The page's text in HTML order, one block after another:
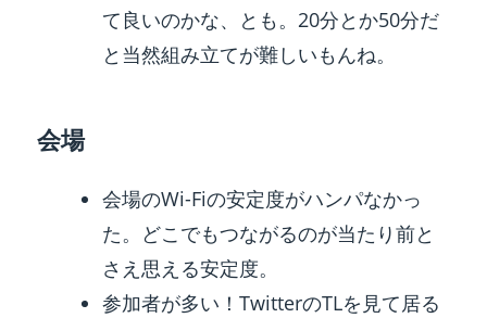
て良いのかな、とも。20分とか50分だ
と当然組み立てが難しいもんね。
会場
会場のWi-Fiの安定度がハンパなかっ
た。どこでもつながるのが当たり前と
さえ思える安定度。
参加者が多い！TwitterのTLを見て居る